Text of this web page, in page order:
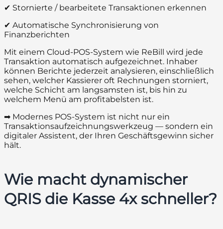
✔ Stornierte / bearbeitete Transaktionen erkennen
✔ Automatische Synchronisierung von
Finanzberichten
Mit einem Cloud-POS-System wie ReBill wird jede
Transaktion automatisch aufgezeichnet. Inhaber
können Berichte jederzeit analysieren, einschließlich
sehen, welcher Kassierer oft Rechnungen storniert,
welche Schicht am langsamsten ist, bis hin zu
welchem Menü am profitabelsten ist.
➡ Modernes POS-System ist nicht nur ein
Transaktionsaufzeichnungswerkzeug — sondern ein
digitaler Assistent, der Ihren Geschäftsgewinn sicher
hält.
Wie macht dynamischer
QRIS die Kasse 4x schneller?